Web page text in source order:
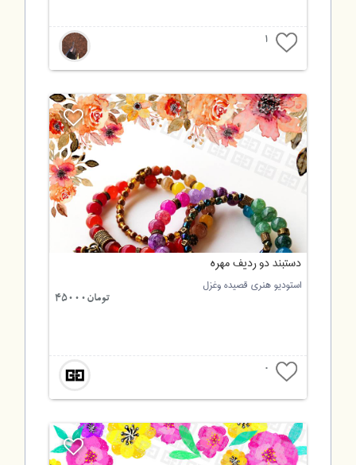
1
دستبند دو ردیف مهره
استودیو هنری قصیده وغزل
تومان45000
0